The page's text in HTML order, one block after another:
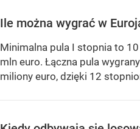
Ile można wygrać w
Minimalna pula I stopnia to
mln euro. Łączna pula
miliony euro, dzięki 12